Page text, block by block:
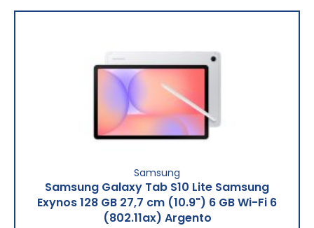
Samsung
Samsung Galaxy Tab S10 Lite Samsung
Exynos 128 GB 27,7 cm (10.9") 6 GB Wi-Fi 6
(802.11ax) Argento